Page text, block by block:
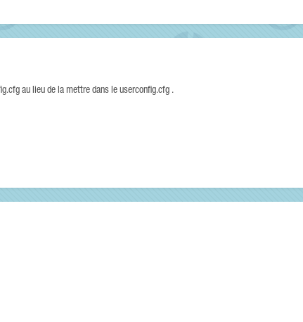
au lieu de la mettre dans le userconfig.cfg .